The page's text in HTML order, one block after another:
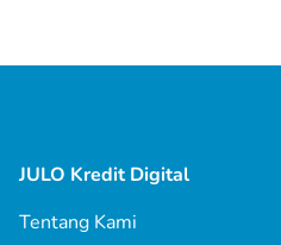
JULO Kredit Digital
Tentang Kami